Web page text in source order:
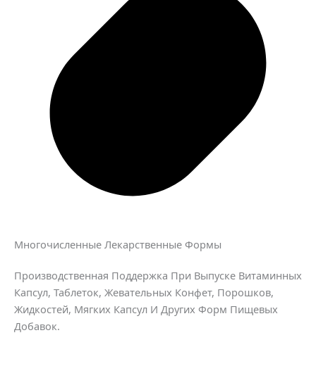
Многочисленные Лекарственные Формы
Производственная Поддержка При Выпуске Витаминных
Капсул, Таблеток, Жевательных Конфет, Порошков,
Жидкостей, Мягких Капсул И Других Форм Пищевых
Добавок.